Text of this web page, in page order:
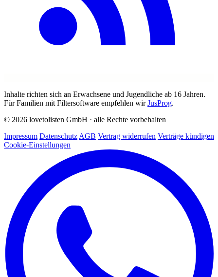
Inhalte richten sich an Erwachsene und Jugendliche ab 16 Jahren.
Für Familien mit Filtersoftware empfehlen wirJusProg.
© 2026 lovetolisten GmbH · alle Rechte vorbehalten
Impressum Datenschutz AGB Vertrag widerrufen Verträge kündigen
Cookie-Einstellungen